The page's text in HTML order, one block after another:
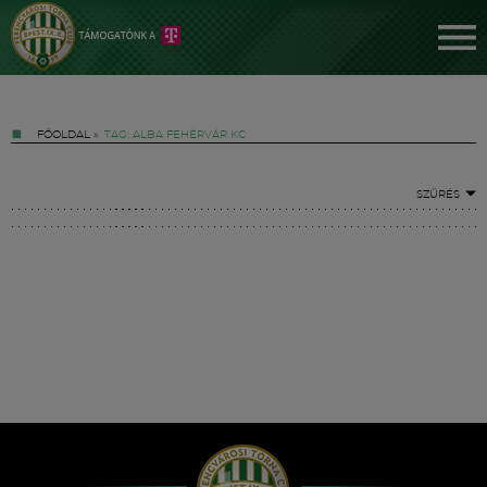
FŐOLDAL » TAG: ALBA FEHÉRVÁR KC
SZŰRÉS
Hírek